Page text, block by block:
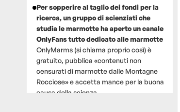
Per sopperire al taglio dei fondi per la
ricerca, un gruppo di scienziati che
studia le marmotte ha aperto un canale
OnlyFans tutto dedicato alle marmotte
OnlyMarms (si chiama proprio così) è
gratuito, pubblica «contenuti non
censurati di marmotte dalle Montagne
Rocciose» e accetta mance per la buona
causa della scienza.